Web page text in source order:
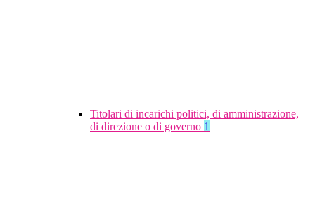
Titolari di incarichi politici, di amministrazione,
di direzione o di governo 1